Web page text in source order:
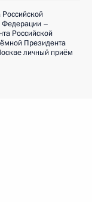
Федерации –
Российской
Президента
личный приём